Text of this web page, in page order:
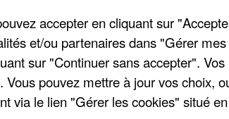
novembre ». Et pour Louane, « C'est toujours
La chanteuse âgée de 21 ans a aussi vanté
accepter en cliquant sur
et/ou partenaires dans "Gérer
sur "Continuer sans accepter".
Vous pouvez mettre à jour vos choix,
via le lien "Gérer les cookies" situé